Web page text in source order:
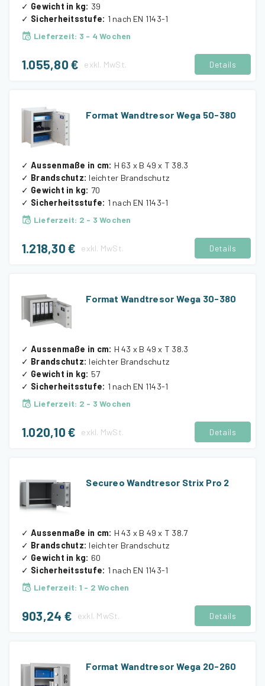
✓ Gewicht in kg: 39
✓ Sicherheitsstufe: 1 nach EN 1143-1
Lieferzeit: 3 - 4 Wochen
1.055,80 € exkl. MwSt. Details
Format Wandtresor Wega 50-380
✓ Aussenmaße in cm: H 63 x B 49 x T 38.3
✓ Brandschutz: leichter Brandschutz
✓ Gewicht in kg: 70
✓ Sicherheitsstufe: 1 nach EN 1143-1
Lieferzeit: 2 - 3 Wochen
1.218,30 € exkl. MwSt. Details
Format Wandtresor Wega 30-380
✓ Aussenmaße in cm: H 43 x B 49 x T 38.3
✓ Brandschutz: leichter Brandschutz
✓ Gewicht in kg: 57
✓ Sicherheitsstufe: 1 nach EN 1143-1
Lieferzeit: 2 - 3 Wochen
1.020,10 € exkl. MwSt. Details
Secureo Wandtresor Strix Pro 2
✓ Aussenmaße in cm: H 43 x B 49 x T 38.7
✓ Brandschutz: leichter Brandschutz
✓ Gewicht in kg: 60
✓ Sicherheitsstufe: 1 nach EN 1143-1
Lieferzeit: 1 - 2 Wochen
903,24 € exkl. MwSt. Details
Format Wandtresor Wega 20-260